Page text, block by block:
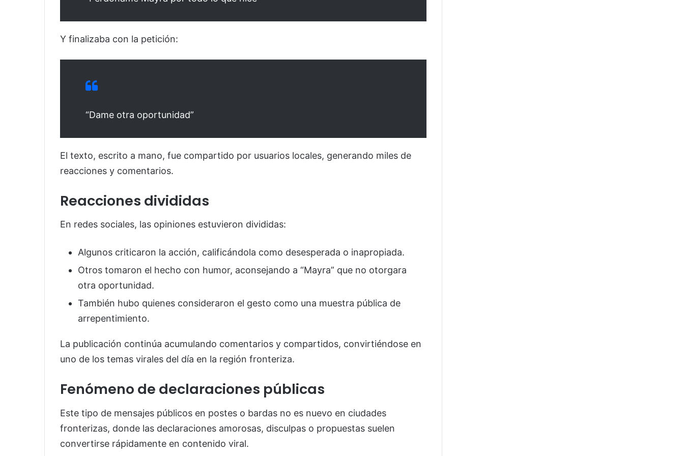
Y finalizaba con la petición:
“Dame otra oportunidad”
El texto, escrito a mano, fue compartido por usuarios locales, generando miles de
reacciones y comentarios.
Reacciones divididas
En redes sociales, las opiniones estuvieron divididas:
Algunos criticaron la acción, calificándola como desesperada o inapropiada.
Otros tomaron el hecho con humor, aconsejando a “Mayra” que no otorgara
otra oportunidad.
También hubo quienes consideraron el gesto como una muestra pública de
arrepentimiento.
La publicación continúa acumulando comentarios y compartidos, convirtiéndose en
uno de los temas virales del día en la región fronteriza.
Fenómeno de declaraciones públicas
Este tipo de mensajes públicos en postes o bardas no es nuevo en ciudades
fronterizas, donde las declaraciones amorosas, disculpas o propuestas suelen
convertirse rápidamente en contenido viral.